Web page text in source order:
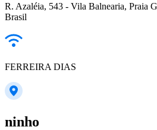
R. Azaléia, 543 - Vila Balnearia, Praia
Brasil
FERREIRA DIAS
ninho